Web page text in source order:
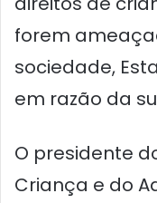
forem
sociedade,
em razão da
O presidente
Criança e do